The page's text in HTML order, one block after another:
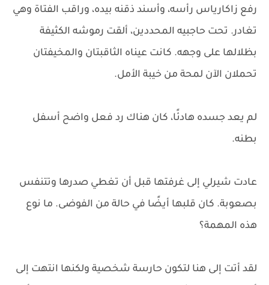
رفع زاكارياس رأسه، وأسند ذقنه بيده، وراقب الفتاة وهي
تغادر. تحت حاجبيه المحددين، ألقت رموشه الكثيفة
بظلالها على وجهه. كانت عيناه الثاقبتان والمخيفتان
تحملان الآن لمحة من خيبة الأمل.
لم يعد جسده هادئًا، كان هناك رد فعل واضح أسفل
بطنه.
عادت شيرلي إلى غرفتها قبل أن تغطي صدرها وتتنفس
بصعوبة. كان قلبها أيضًا في حالة من الفوضى. ما نوع
هذه المهمة؟
لقد أتت إلى هنا لتكون حارسة شخصية ولكنها انتهت إلى